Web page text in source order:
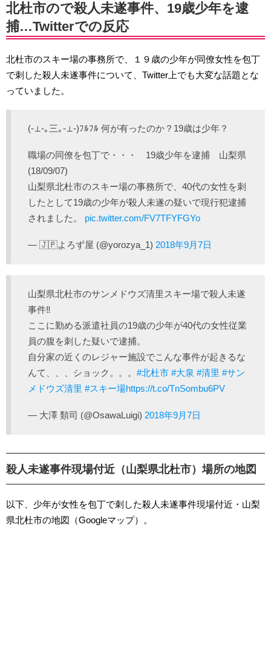
北杜市ので殺人未遂事件、19歳少年を逮
捕…Twitterでの反応
北杜市のスキー場の事務所で、１９歳の少年が同僚女性を包丁
で刺した殺人未遂事件について、Twitter上でも大変な話題とな
っていました。
(-⊥-｡三｡-⊥-)ﾌﾙﾌﾙ 何が有ったのか？19歳は少年？
職場の同僚を包丁で・・・ 19歳少年を逮捕 山梨県
(18/09/07)
山梨県北杜市のスキー場の事務所で、40代の女性を刺
したとして19歳の少年が殺人未遂の疑いで現行犯逮捕
されました。 pic.twitter.com/FV7TFYFGYo
— 🇯🇵よろず屋 (@yorozya_1) 2018年9月7日
山梨県北杜市のサンメドウズ清里スキー場で殺人未遂
事件‼️
ここに勤める派遣社員の19歳の少年が40代の女性従業
員の腹を刺した疑いで逮捕。
自分家の近くのレジャー施設でこんな事件が起きるな
んて、、、ショック。。。 #北杜市 #大泉 #清里 #サン
メドウズ清里 #スキー場https://t.co/TnSombu6PV
— 大澤 類司 (@OsawaLuigi) 2018年9月7日
殺人未遂事件現場付近（山梨県北杜市）場所の地図
以下、少年が女性を包丁で刺した殺人未遂事件現場付近・山梨
県北杜市の地図（Googleマップ）。